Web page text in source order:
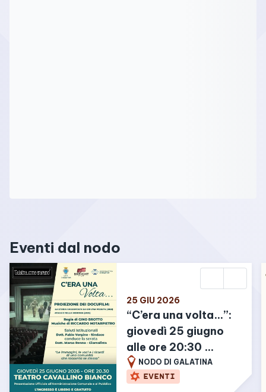
Eventi dal nodo
25 GIU 2026
“C’era una volta…”:
giovedì 25 giugno
alle ore 20:30
proiezione di due
docufilm dedicati
NODO DI GALATINA
EVENTI